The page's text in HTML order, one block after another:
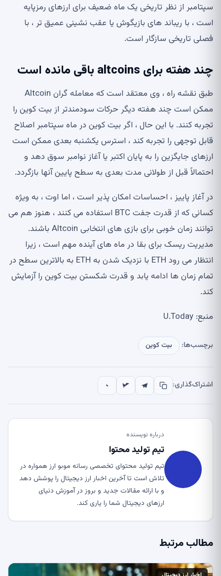
سپتامبر از نظر تاریخی یک ماه ضعیف برای ارزهای رمزپایه
است ، با ریباند های بازیگوش یا عقب نشینی عمیق تر ، با
فصلی تاریخی سازگار است.
چند هفته برای altcoins باقی مانده است
طبق نقشه راه ، وی معتقد است که معامله گران Altcoin
ممکن است چند هفته دیگر حرکات سودمندتر از بیت کوین را
تجربه کنند. با این حال ، اگر بیت کوین در ماه سپتامبر اصلاح
قابل توجهی را تجربه کند ، استرس یکشنبه بعدی ممکن است
ارزهای جایگزین را به پایان اکتبر یا آغاز نوامبر سوق دهد و
احتمالاً قبل از طولانی مدت بعدی به سطح پایین آنها بازگردد.
در آغاز پاییز ، احساسات امکان پذیر است ، اما اوت ، به ویژه
کسانی که از قدرت جفت BTC استفاده می کنند ، هنوز هم می
توانند زمان خوبی برای بازی های انتخابی Altcoin باشند.
مدیریت ریسک برای بقا در ماه های آینده مهم است ، زیرا
انتظار می رود ETH با نزدیک شدن به ETH به بالاترین سطح در
تمام زمان ها ادامه یابد و قدرت شکستن بیت کوین را آزمایش
کند.
منبع: U.Today
برچسب‌ها: بیت کوین
اشتراک‌گذاری:
درباره نویسنده
تیم تولید محتوا
تیم تولید محتوای تخصصی رسانه موبو ارز همواره در
تلاش است تا آخرین اخبار ارز دیجیتال را پوشش دهد
و با ارائه مقالات جدید و بروز در آموزش دنیای
ارزهای دیجیتال شما را یاری کند.
مطالب مرتبط